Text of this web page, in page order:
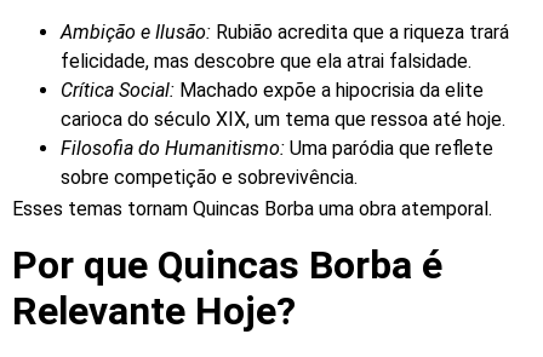
Ambição e Ilusão: Rubião acredita que a riqueza trará
felicidade, mas descobre que ela atrai falsidade.
Crítica Social: Machado expõe a hipocrisia da elite
carioca do século XIX, um tema que ressoa até hoje.
Filosofia do Humanitismo: Uma paródia que reflete
sobre competição e sobrevivência.
Esses temas tornam Quincas Borba uma obra atemporal.
Por que Quincas Borba é
Relevante Hoje?